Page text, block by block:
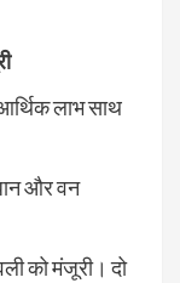
लाभ साथ
और वन
को मंजूरी। दो